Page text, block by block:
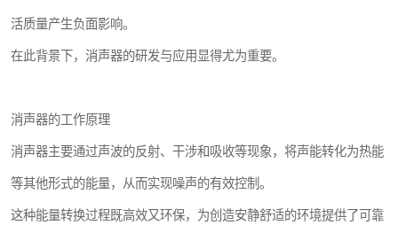
活质量产生负面影响。
在此背景下，消声器的研发与应用显得尤为重要。
消声器的工作原理
消声器主要通过声波的反射、干涉和吸收等现象，将声能转化为热能
等其他形式的能量，从而实现噪声的有效控制。
这种能量转换过程既高效又环保，为创造安静舒适的环境提供了可靠